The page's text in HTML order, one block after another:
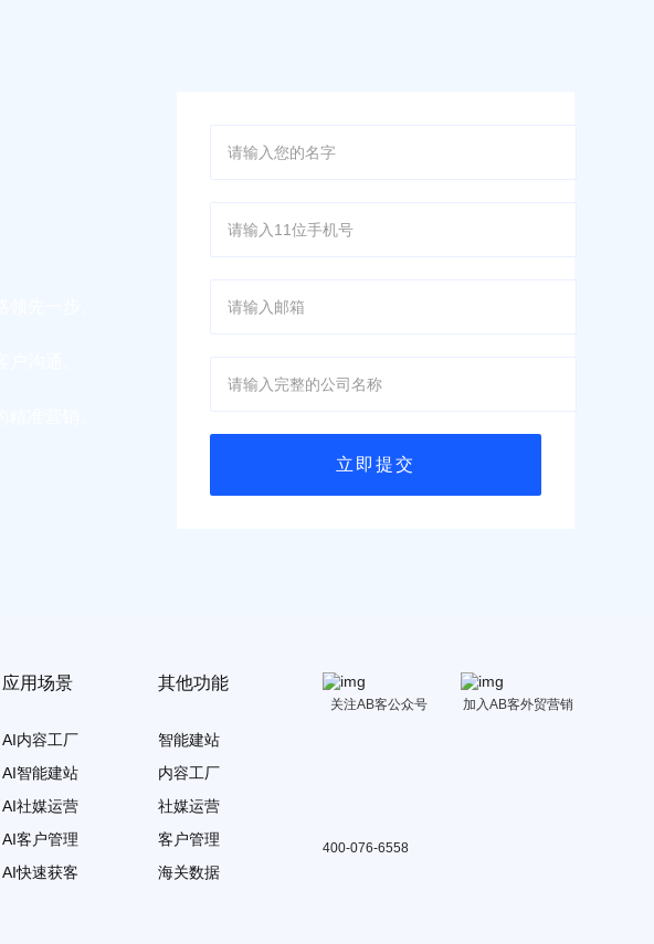
应用场景
AI内容工厂
AI智能建站
AI社媒运营
AI客户管理
AI快速获客
其他功能
智能建站
内容工厂
社媒运营
客户管理
海关数据
关注AB客公众号 加入AB客外贸营销
400-076-6558